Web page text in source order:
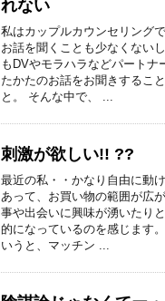
れない
私はカップルカウンセリング
お話を聞くことも少なくない
もDVやモラハラなどパートナ
たかたのお話をお聞きするこ
と。 そんな中で、 ...
刺激が欲しい!! ??
最近の私・・かなり自由に動
あって、お買い物の範囲が広
事や出会いに興味が湧いたり
的になっているのを感じます
いうと、マッチン ...